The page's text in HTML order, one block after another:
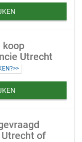
koop
Utrecht
of